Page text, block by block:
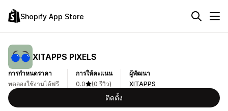
Shopify App Store
XITAPPS PIXELS
การกำหนดราคา
ทดลองใช้งานได้ฟรี
การให้คะแนน
0.0
(0 รีวิว)
ผู้พัฒนา
XITAPPS
ติดตั้ง